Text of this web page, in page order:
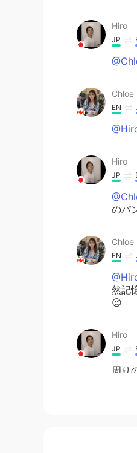
Hiro
JP
Chloe
EN
Hiro
JP
のパ
Chloe
EN
然記
😉
Hiro
JP
周り